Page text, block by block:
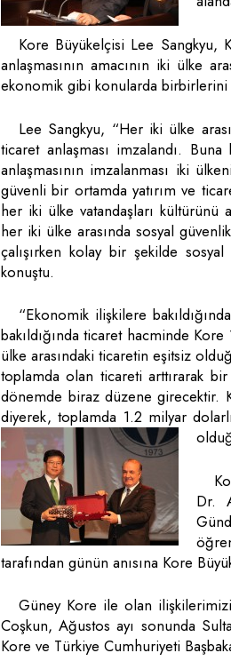
Kore Büyükelçisi Lee Sangkyu,
anlaşmasının amacının iki ülke
ekonomik gibi konularda birbirlerini
Lee Sangkyu, “Her iki ülke
ticaret anlaşması imzalandı.
anlaşmasının imzalanması iki
güvenli bir ortamda yatırım ve
her iki ülke vatandaşları kültürünü
her iki ülke arasında sosyal
çalışırken kolay bir şekilde
konuştu.
“Ekonomik ilişkilere
bakıldığında ticaret hacminde
ülke arasındaki ticaretin eşitsiz
toplamda olan ticareti arttırarak
dönemde biraz düzene girecektir.
diyerek, toplamda 1.2 milyar
Dr.
tarafından günün anısına Kore
Güney Kore ile olan
Coşkun, Ağustos ayı sonunda
Kore ve Türkiye Cumhuriyeti